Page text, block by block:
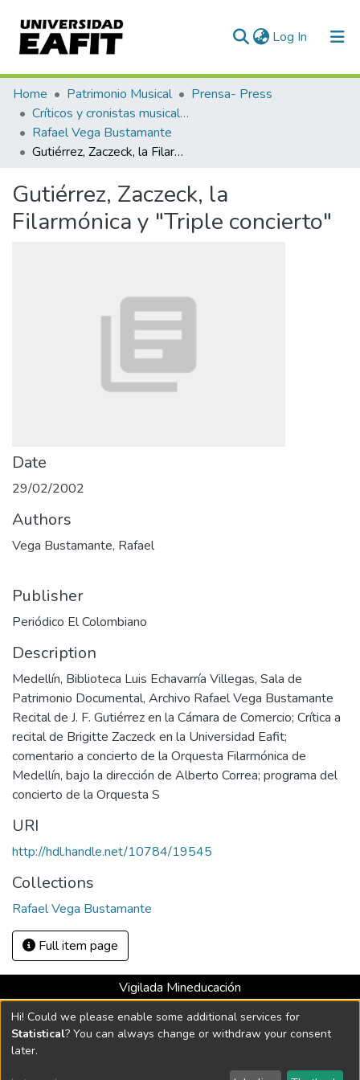
Log In (current)
Communities & Collections
All of DSpace
Statistics
Home Patrimonio Musical
Prensa- Press
Críticos y cronistas musicales
Rafael Vega Bustamante
Gutiérrez, Zaczeck, la Filarmónica y "Triple concierto"
Gutiérrez, Zaczeck, la
Filarmónica y "Triple concierto"
Date
29/02/2002
Authors
Vega Bustamante, Rafael
Publisher
Periódico El Colombiano
Description
Medellín, Biblioteca Luis Echavarría Villegas, Sala de
Patrimonio Documental, Archivo Rafael Vega Bustamante
Recital de J. F. Gutiérrez en la Cámara de Comercio; Crítica a
recital de Brigitte Zaczeck en la Universidad Eafit;
comentario a concierto de la Orquesta Filarmónica de
Medellín, bajo la dirección de Alberto Correa; programa del
concierto de la Orquesta S
URI
http://hdl.handle.net/10784/19545
Collections
Rafael Vega Bustamante
Full item page
Vigilada Mineducación
Universidad con Acreditación Institucional hasta 2026 -
Resolución MEN 2158 de 2018
Hi! Could we please enable some additional services for
Statistical? You can always change or withdraw your consent
later.